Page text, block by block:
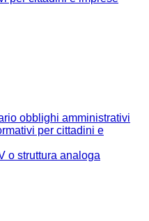
obblighi amministrativi
per cittadini e
o struttura analoga